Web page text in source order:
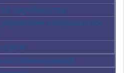
г виробництва
комунальною
комісій